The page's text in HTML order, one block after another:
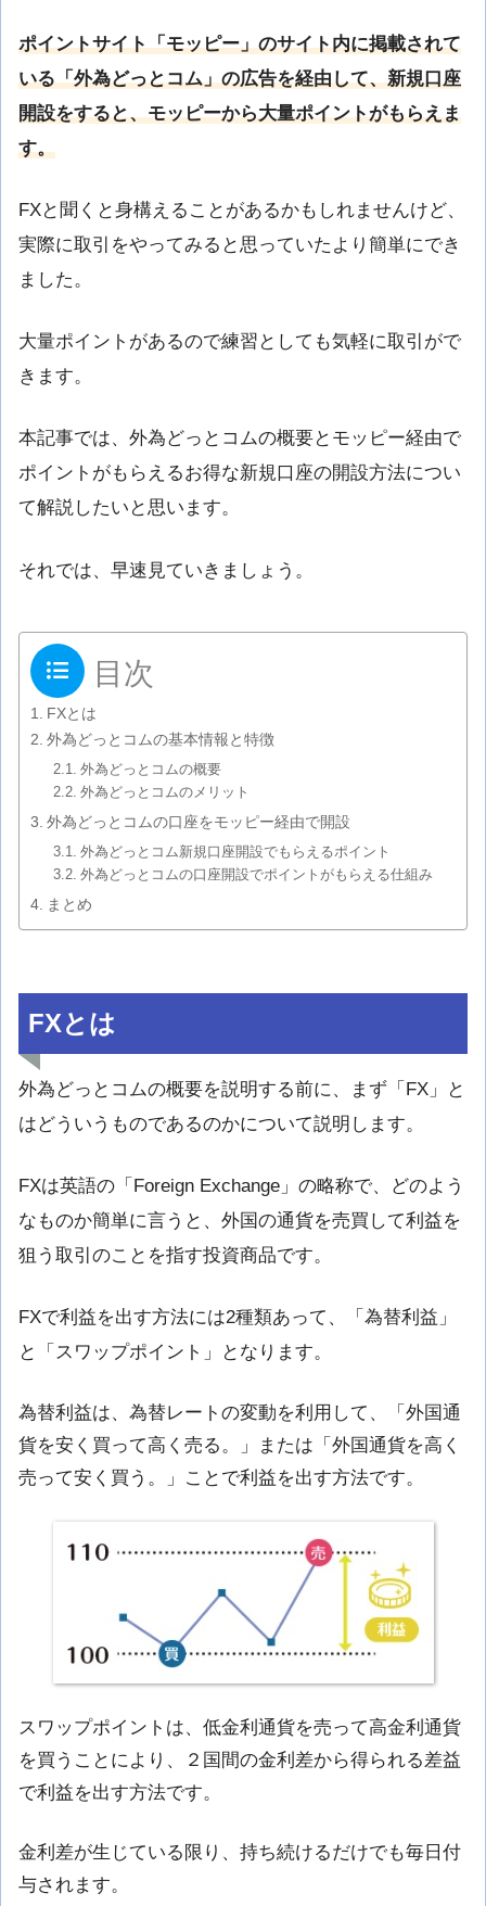
ポイントサイト「モッピー」のサイト内に掲載されて
いる「外為どっとコム」の広告を経由して、新規口座
開設をすると、モッピーから大量ポイントがもらえま
す。
FXと聞くと身構えることがあるかもしれませんけど、
実際に取引をやってみると思っていたより簡単にでき
ました。
大量ポイントがあるので練習としても気軽に取引がで
きます。
本記事では、外為どっとコムの概要とモッピー経由で
ポイントがもらえるお得な新規口座の開設方法につい
て解説したいと思います。
それでは、早速見ていきましょう。
目次
FXとは
外為どっとコムの基本情報と特徴
外為どっとコムの概要
外為どっとコムのメリット
外為どっとコムの口座をモッピー経由で開設
外為どっとコム新規口座開設でもらえるポイント
外為どっとコムの口座開設でポイントがもらえる仕組み
まとめ
FXとは
外為どっとコムの概要を説明する前に、まず「FX」と
はどういうものであるのかについて説明します。
FXは英語の「Foreign Exchange」の略称で、どのよう
なものか簡単に言うと、外国の通貨を売買して利益を
狙う取引のことを指す投資商品です。
FXで利益を出す方法には2種類あって、「為替利益」
と「スワップポイント」となります。
為替利益は、為替レートの変動を利用して、「外国通
貨を安く買って高く売る。」または「外国通貨を高く
売って安く買う。」ことで利益を出す方法です。
スワップポイントは、低金利通貨を売って高金利通貨
を買うことにより、２国間の金利差から得られる差益
で利益を出す方法です。
金利差が生じている限り、持ち続けるだけでも毎日付
与されます。